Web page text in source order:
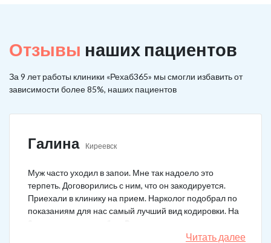
Отзывы наших пациентов
За 9 лет работы клиники «Рехаб365» мы смогли избавить от
зависимости более 85%, наших пациентов
Галина Киреевск
Муж часто уходил в запои. Мне так надоело это
терпеть. Договорились с ним, что он закодируется.
Приехали в клинику на прием. Нарколог подобрал по
показаниям для нас самый лучший вид кодировки. На
3 года поставили рубеж. Вот уже как два года мужа к
Читать далее